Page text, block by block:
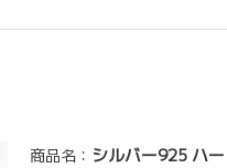
商品名： シルバー925 ハ